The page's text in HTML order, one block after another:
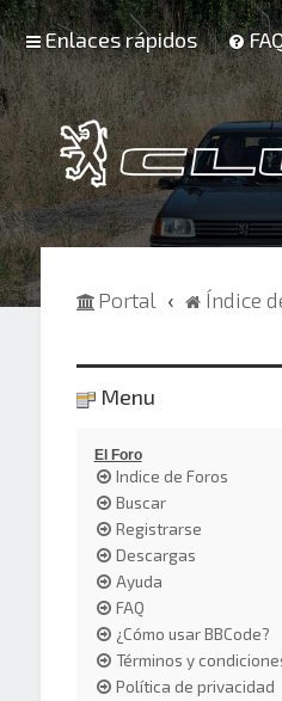
Enlaces rápidos
Portal Índice
Menu
El Foro
Indice de Foros
Buscar
Registrarse
Descargas
Ayuda
FAQ
¿Cómo usar BBCode?
Términos y
Política de privacidad